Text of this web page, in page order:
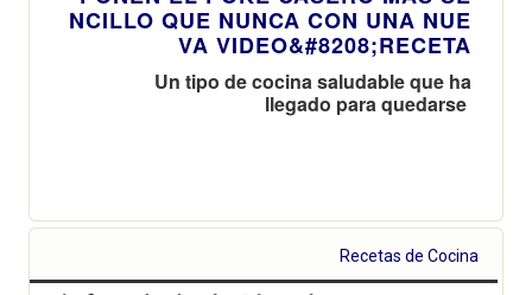
NCILLO QUE NUNCA CON UNA NUE
VA VIDEO&#8208;RECETA
Un tipo de cocina saludable que ha
llegado para quedarse
Recetas de Cocina